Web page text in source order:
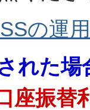
の運
れた場
座振替